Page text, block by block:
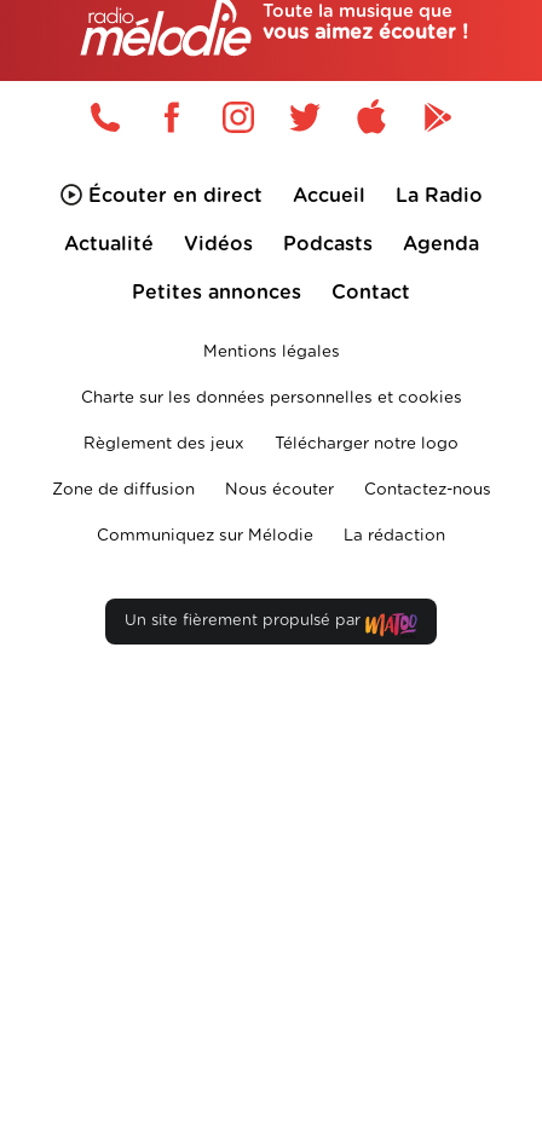
Toute la musique que
vous aimez écouter !
Écouter en direct Accueil La Radio
Actualité Vidéos Podcasts Agenda
Petites annonces Contact
Mentions légales
Charte sur les données personnelles et cookies
Règlement des jeux Télécharger notre logo
Zone de diffusion Nous écouter Contactez-nous
Communiquez sur Mélodie La rédaction
Un site fièrement propulsé par